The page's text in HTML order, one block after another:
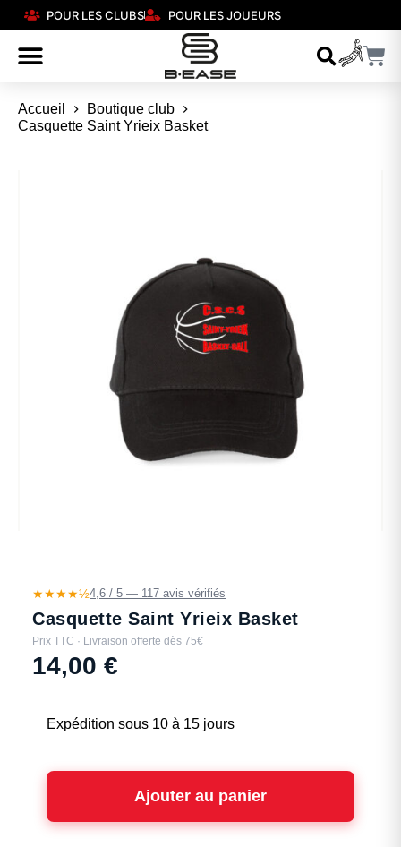
POUR LES CLUBS POUR LES JOUEURS
Accueil
Boutique club
Casquette Saint Yrieix Basket
★★★★½4,6 / 5 — 117 avis vérifiés
Casquette Saint Yrieix Basket
Prix TTC · Livraison offerte dès 75€
14,00 €
Expédition sous 10 à 15 jours
Ajouter au panier